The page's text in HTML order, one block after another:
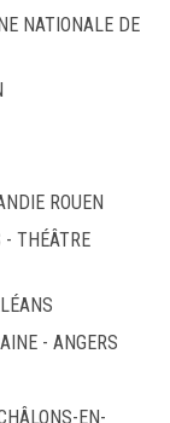
NATIONALE DE
ROUEN
- THÉÂTRE
- ANGERS
EN-